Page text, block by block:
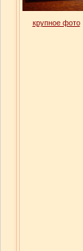
крупное фото